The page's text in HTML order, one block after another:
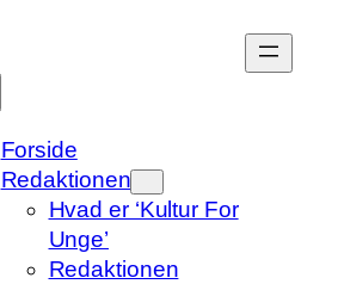
Forside
Redaktionen
Hvad er ‘Kultur For
Unge’
Redaktionen